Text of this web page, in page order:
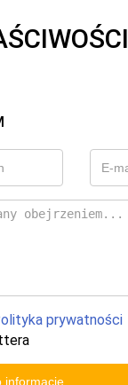
prywatności
informacje